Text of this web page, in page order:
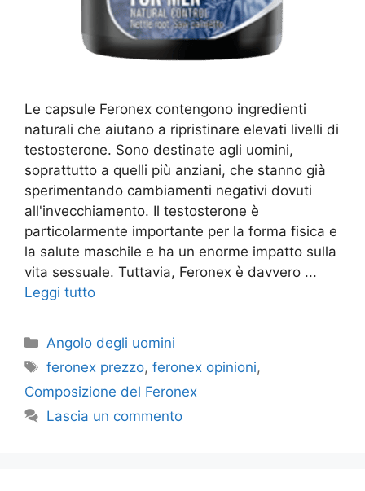
Le capsule Feronex contengono ingredienti
naturali che aiutano a ripristinare elevati livelli di
testosterone. Sono destinate agli uomini,
soprattutto a quelli più anziani, che stanno già
sperimentando cambiamenti negativi dovuti
all'invecchiamento. Il testosterone è
particolarmente importante per la forma fisica e
la salute maschile e ha un enorme impatto sulla
vita sessuale. Tuttavia, Feronex è davvero ...
Leggi tutto
Categorie
Angolo degli uomini
Tag
feronex prezzo,feronex opinioni,
Composizione del Feronex
Lascia un commento